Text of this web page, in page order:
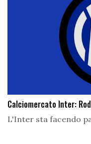
Calciomercato Inter:
L'Inter sta facendo